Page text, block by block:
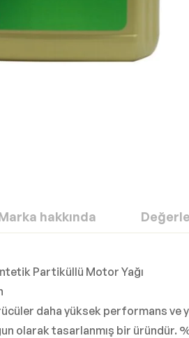
hakkında
Partiküllü Motor Yağı
daha yüksek performans ve
olarak tasarlanmış bir